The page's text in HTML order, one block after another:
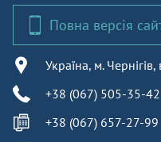
Повна версія
Україна, м. Чернігів,
+38 (067) 505-35-42
+38 (067) 657-27-99